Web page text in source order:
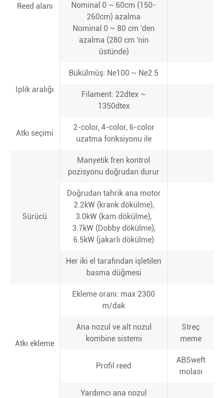
Reed alanı
Nominal 0 ~ 60cm (150-
260cm) azalma
Nominal 0 ~ 80 cm 'den
azalma (280 cm 'nin
üstünde)
Iplik aralığı
Bükülmüş: Ne100 ~ Ne2.5
Filament: 22dtex ~
1350dtex
Atkı seçimi
2-color, 4-color, 6-color
uzatma fonksiyonu ile
Sürücü
Manyetik fren kontrol
pozisyonu doğrudan durur
Doğrudan tahrik ana motor
2.2kW (krank dökülme),
3.0kW (kam dökülme),
3.7kW (Dobby dökülme),
6.5kW (jakarlı dökülme)
Her iki el tarafından işletilen
basma düğmesi
Atkı ekleme
Ekleme oranı: max 2300
m/dak
Ana nozul ve alt nozul
kombine sistemi
Streç
meme
Profil reed
ABSweft
molası
Yardımcı ana nozul